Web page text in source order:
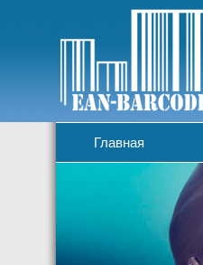
Главная